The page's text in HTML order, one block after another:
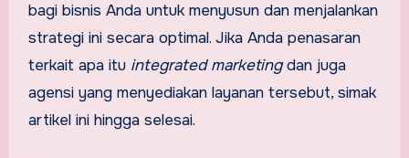
bagi bisnis Anda untuk menyusun dan menjalankan
strategi ini secara optimal. Jika Anda penasaran
terkait apa itu integrated marketingdan juga
agensi yang menyediakan layanan tersebut, simak
artikel ini hingga selesai.